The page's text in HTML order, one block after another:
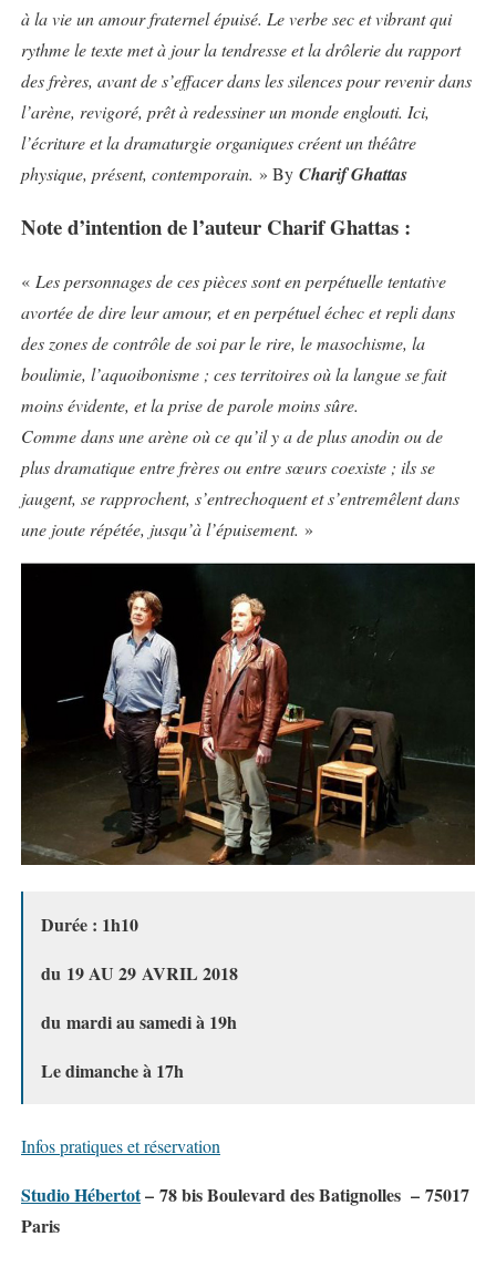
à la vie un amour fraternel épuisé. Le verbe sec et vibrant qui
rythme le texte met à jour la tendresse et la drôlerie du rapport
des frères, avant de s’effacer dans les silences pour revenir dans
l’arène, revigoré, prêt à redessiner un monde englouti. Ici,
l’écriture et la dramaturgie organiques créent un théâtre
physique, présent, contemporain. » By Charif Ghattas
Note d’intention de l’auteur Charif Ghattas :
« Les personnages de ces pièces sont en perpétuelle tentative
avortée de dire leur amour, et en perpétuel échec et repli dans
des zones de contrôle de soi par le rire, le masochisme, la
boulimie, l’aquoibonisme ; ces territoires où la langue se fait
moins évidente, et la prise de parole moins sûre.
Comme dans une arène où ce qu’il y a de plus anodin ou de
plus dramatique entre frères ou entre sœurs coexiste ; ils se
jaugent, se rapprochent, s’entrechoquent et s’entremêlent dans
une joute répétée, jusqu’à l’épuisement. »
Durée : 1h10
du 19 AU 29 AVRIL 2018
du mardi au samedi à 19h
Le dimanche à 17h
Infos pratiques et réservation
Studio Hébertot– 78 bis Boulevard des Batignolles – 75017
Paris